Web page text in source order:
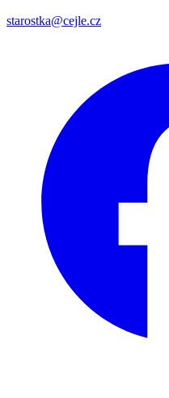
starostka@cejle.cz